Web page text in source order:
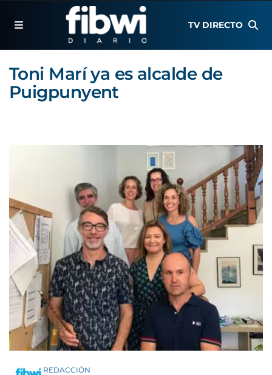
TV DIRECTO
Toni Marí ya es alcalde de
Puigpunyent
REDACCIÓN